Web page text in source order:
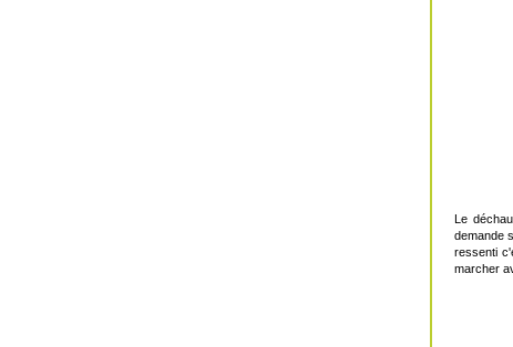
Le
demande
ressenti
marcher